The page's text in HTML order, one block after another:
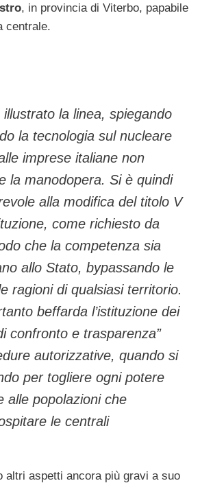
, in provincia di Viterbo, papabile
centrale.
illustrato la linea, spiegando
la tecnologia sul nucleare
imprese italiane non
la manodopera. Si è quindi
alla modifica del titolo V
come richiesto da
che la competenza sia
allo Stato, bypassando le
ragioni di qualsiasi territorio.
beffarda l’istituzione dei
confronto e trasparenza”
autorizzative, quando si
per togliere ogni potere
alle popolazioni che
le centrali
altri aspetti ancora più gravi a suo